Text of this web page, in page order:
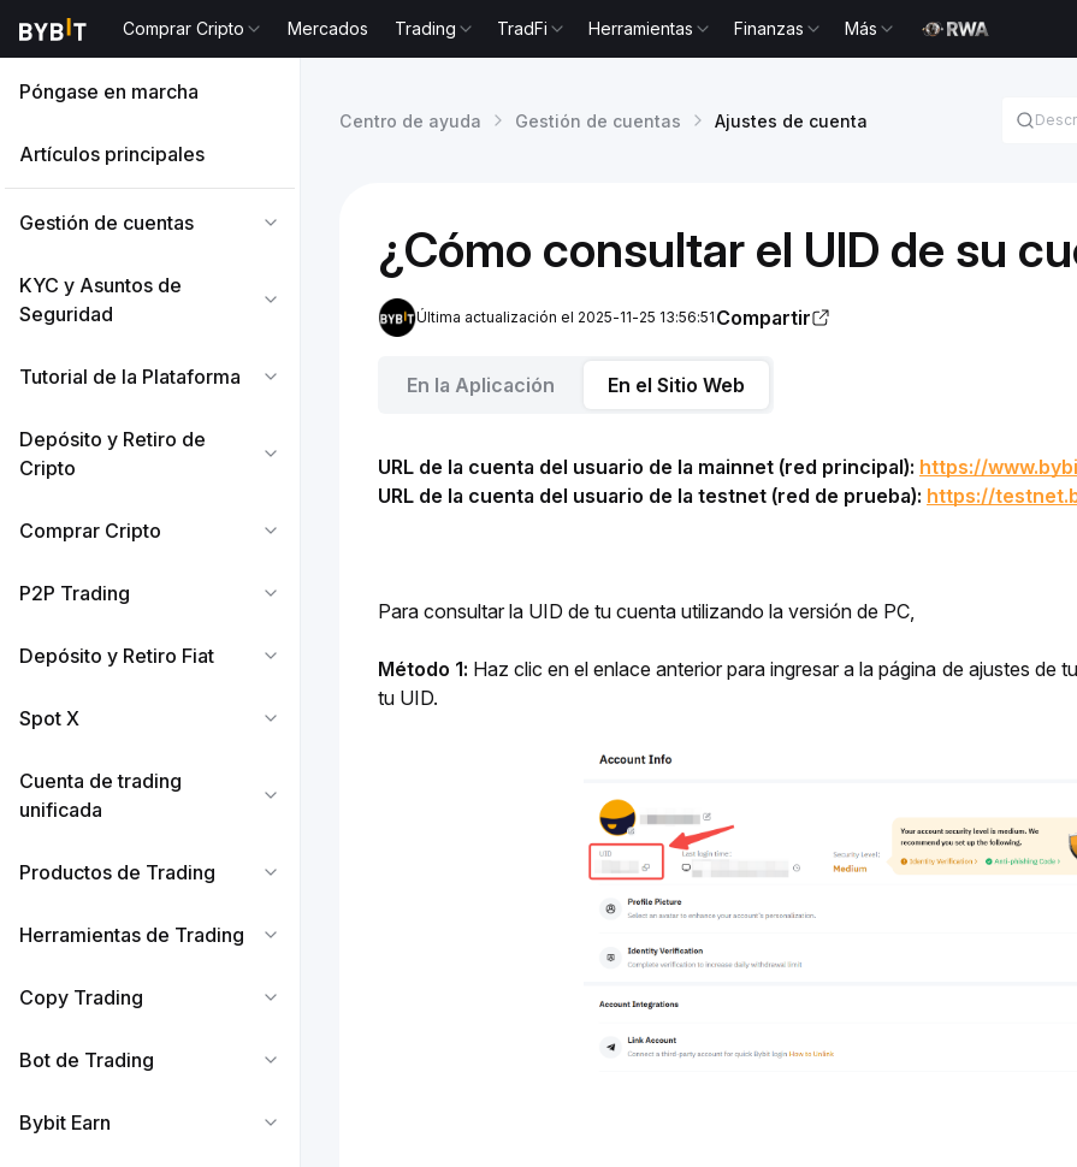
Comprar Cripto Mercados Trading TradFi Herramientas Finanzas Más
Póngase en marcha
Artículos principales
Gestión de cuentas
KYC y Asuntos de
Seguridad
Tutorial de la Plataforma
Depósito y Retiro de
Cripto
Comprar Cripto
P2P Trading
Depósito y Retiro Fiat
Spot X
Cuenta de trading
unificada
Productos de Trading
Herramientas de Trading
Copy Trading
Bot de Trading
Bybit Earn
Centro de ayuda Gestión de cuentas Ajustes de cuenta
¿Cómo consultar el UID de su
Última actualización el 2025-11-25 13:56:51 Compartir
En la Aplicación En el Sitio Web
URL de la cuenta del usuario de la mainnet (red principal): https://
URL de la cuenta del usuario de la testnet (red de prueba): https://
Para consultar la UID de tu cuenta utilizando la versión de PC,
Método 1: Haz clic en el enlace anterior para ingresar a la página de ajustes de
tu UID.